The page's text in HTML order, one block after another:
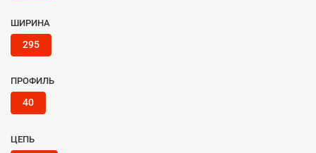
ШИРИНА
295
ПРОФИЛЬ
40
ЦЕПЬ